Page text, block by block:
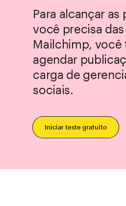
Para alcançar
você precisa
Mailchimp, você
agendar
carga de
sociais.
Iniciar teste gratuito